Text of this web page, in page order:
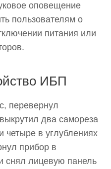
оповещение
пользователям о
питания или
ИБП
перевернул
два самореза
четыре в углублениях
прибор в
снял лицевую панель